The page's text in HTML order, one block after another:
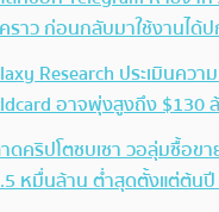
ราว ก่อนกลับมาใช้งานได้
Research ประเมินควา
อาจพุ่งสูงถึง $130
ดคริปโตซบเซา วอลุ่มซื้อข
หมื่นล้าน ต่ำสุดตั้งแต่ต้น